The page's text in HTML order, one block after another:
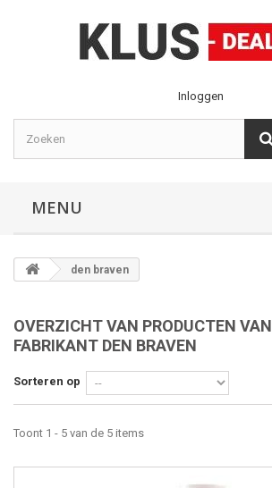
Inloggen
MENU
den braven
OVERZICHT VAN PRODUCTEN VAN
FABRIKANT DEN BRAVEN
Sorteren op
Toont 1 - 5 van de 5 items